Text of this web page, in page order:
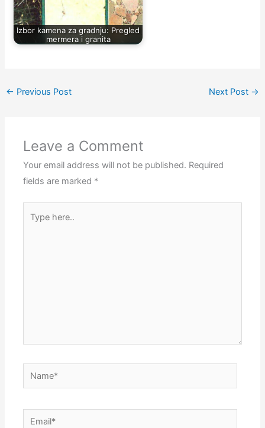
Izbor kamena za gradnju: Pregled
mermera i granita
← Previous Post Next Post →
Leave a Comment
Your email address will not be published. Required
fields are marked *
here..
Name*
Email*